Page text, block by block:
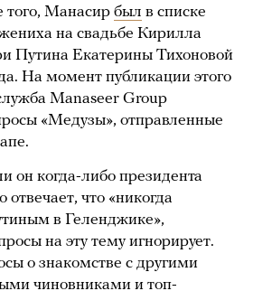
того, Манасир был в списке
на свадьбе Кирилла
Путина Екатерины Тихоновой
На момент публикации этого
Manaseer Group
«Медузы», отправленные
он когда-либо президента
что «никогда
в Геленджике»,
на эту тему игнорирует.
о знакомстве с другими
чиновниками и топ-